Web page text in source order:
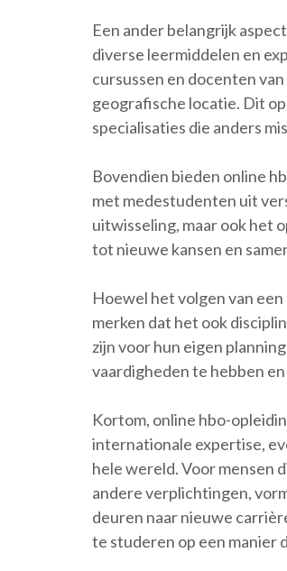
Een ander belangrijk
diverse leermiddelen en
cursussen en docenten
geografische locatie. Dit
specialisaties die anders
Bovendien bieden online
met medestudenten uit
uitwisseling, maar ook het
tot nieuwe kansen en
Hoewel het volgen van
merken dat het ook
zijn voor hun eigen
vaardigheden te hebben
Kortom, online hbo-
internationale expertise,
hele wereld. Voor mensen
andere verplichtingen,
deuren naar nieuwe
te studeren op een manier